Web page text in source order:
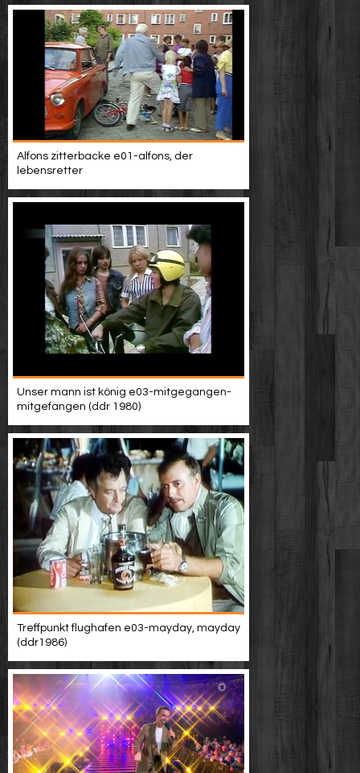
Alfons zitterbacke e01-alfons, der
lebensretter
Unser mann ist könig e03-mitgegangen-
mitgefangen (ddr 1980)
Treffpunkt flughafen e03-mayday, mayday
(ddr1986)